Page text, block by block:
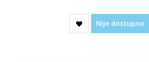
Nije dostupno